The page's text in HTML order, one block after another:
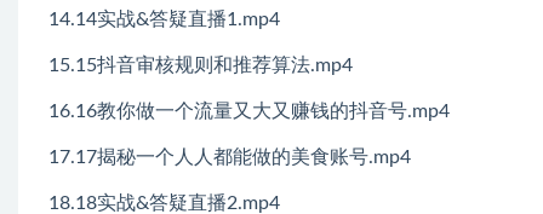
14.14实战&答疑直播1.mp4
15.15抖音审核规则和推荐算法.mp4
16.16教你做一个流量又大又赚钱的抖音号.mp4
17.17揭秘一个人人都能做的美食账号.mp4
18.18实战&答疑直播2.mp4